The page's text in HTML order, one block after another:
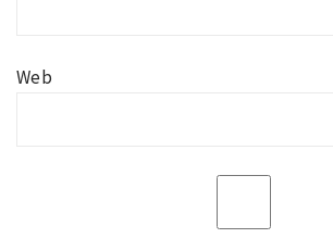
Web